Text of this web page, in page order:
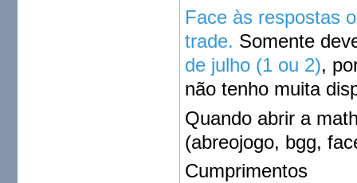
Face às respostas
trade. Somente
de julho (1 ou 2),
não tenho muita
Quando abrir a
(abreojogo, bgg,
Cumprimentos